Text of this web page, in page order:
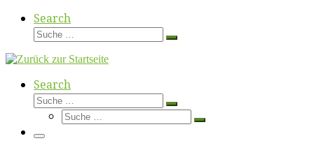
Search
Suche
Suche
Search
Suche
Suche
Suche
Suche
Menü